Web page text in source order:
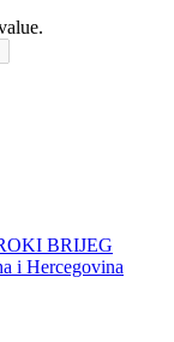
BRIJEG
i Hercegovina